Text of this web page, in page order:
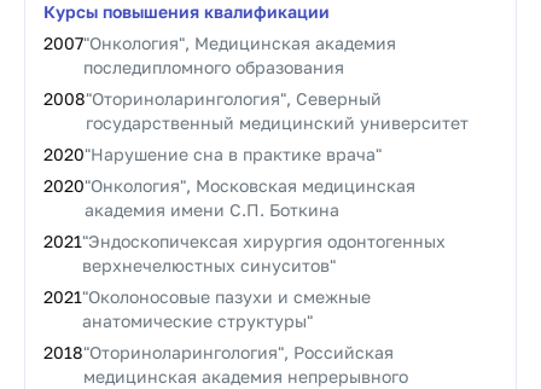
Курсы повышения квалификации
2007"Онкология", Медицинская академия
последипломного образования
2008"Оториноларингология", Северный
государственный медицинский университет
2020"Нарушение сна в практике врача"
2020"Онкология", Московская медицинская
академия имени С.П. Боткина
2021"Эндоскопичексая хирургия одонтогенных
верхнечелюстных синуситов"
2021"Околоносовые пазухи и смежные
анатомические структуры"
2018"Оториноларингология", Российская
медицинская академия непрерывного